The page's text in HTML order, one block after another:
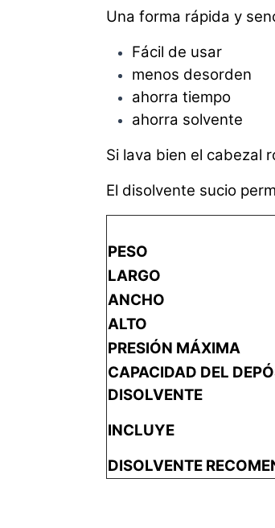
Una forma rápida y
Fácil de usar
menos desorden
ahorra tiempo
ahorra solvente
Si lava bien el cabezal
El disolvente sucio
PESO
LARGO
ANCHO
ALTO
PRESIÓN MÁXIMA
CAPACIDAD DEL
DISOLVENTE
INCLUYE
DISOLVENTE